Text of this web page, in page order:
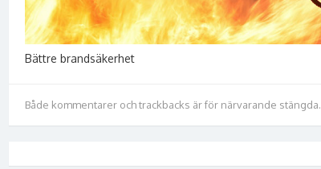
Bättre brandsäkerhet
Både kommentarer och trackbacks är för närvarande stängda.